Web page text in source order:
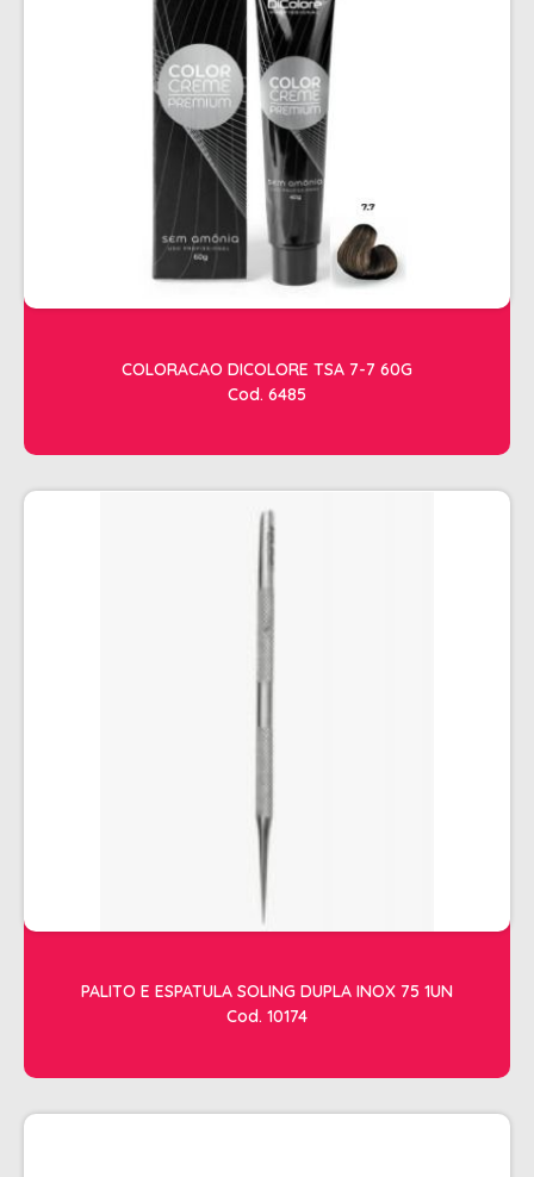
COLORACAO DICOLORE TSA 7-7 60G
Cod. 6485
PALITO E ESPATULA SOLING DUPLA INOX 75 1UN
Cod. 10174